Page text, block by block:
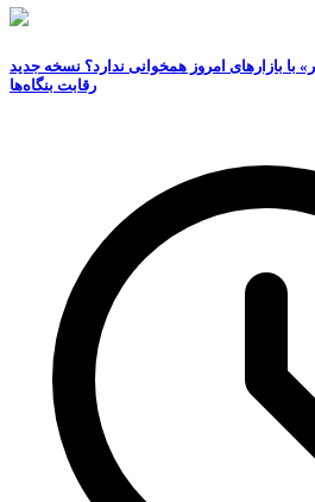
با بازارهای امروز همخوانی ندارد؟ نسخه جدید
رقابت‌ بنگاه‌ها